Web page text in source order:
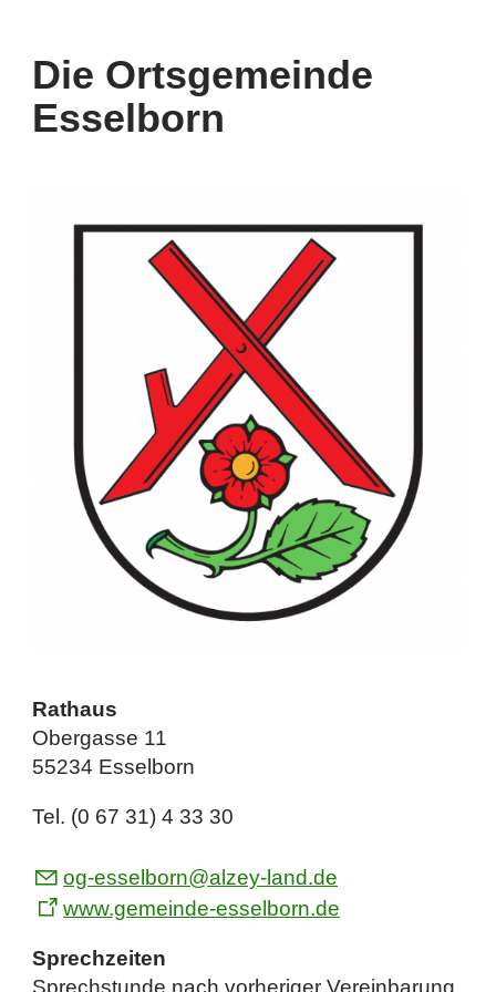
Die Ortsgemeinde
Esselborn
Rathaus
Obergasse 11
55234 Esselborn
Tel. (0 67 31) 4 33 30
og-esselborn@alzey-land.de
www.gemeinde-esselborn.de
Sprechzeiten